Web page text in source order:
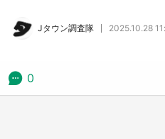
む 六本木ヒルズ
日向翔陽＆影
メ『ハイキュー
Jタウン調査隊 2025.10.28
0